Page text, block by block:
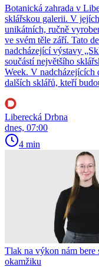
Botanická zahrada v
sklářskou galerii. V
unikátních, ručně
ve svém těle září. Tato
nadcházející výstavy
součástí největšího
Week. V nadcházejících
dalších sklářů, kteří
Liberecká Drbna
dnes, 07:00
4 min
Tlak na výkon nám bere
okamžiku